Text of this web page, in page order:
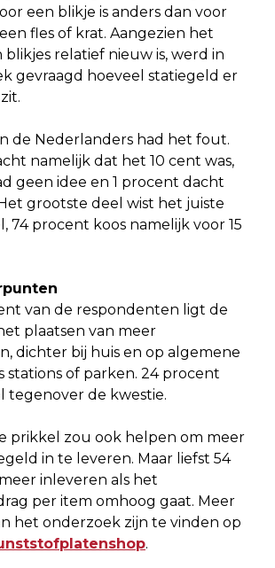
een blikje is anders dan voor
fles of krat. Aangezien het
blikjes relatief nieuw is, werd in
gevraagd hoeveel statiegeld er
de Nederlanders had het fout.
namelijk dat het 10 cent was,
geen idee en 1 procent dacht
grootste deel wist het juiste
74 procent koos namelijk voor 15
van de respondenten ligt de
plaatsen van meer
dichter bij huis en op algemene
stations of parken. 24 procent
tegenover de kwestie.
prikkel zou ook helpen om meer
in te leveren. Maar liefst 54
inleveren als het
per item omhoog gaat. Meer
het onderzoek zijn te vinden op
.